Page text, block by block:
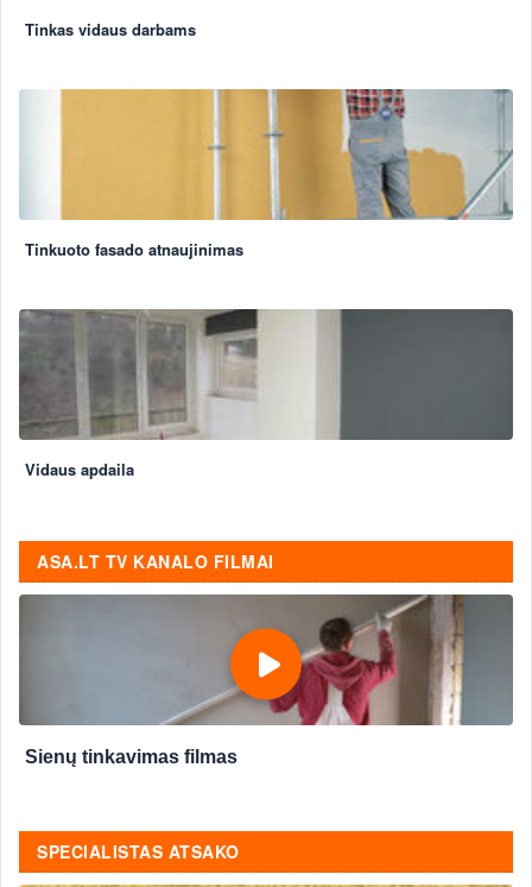
Tinkas vidaus darbams
Tinkuoto fasado atnaujinimas
Vidaus apdaila
ASA.LT TV KANALO FILMAI
Sienų tinkavimas filmas
SPECIALISTAS ATSAKO